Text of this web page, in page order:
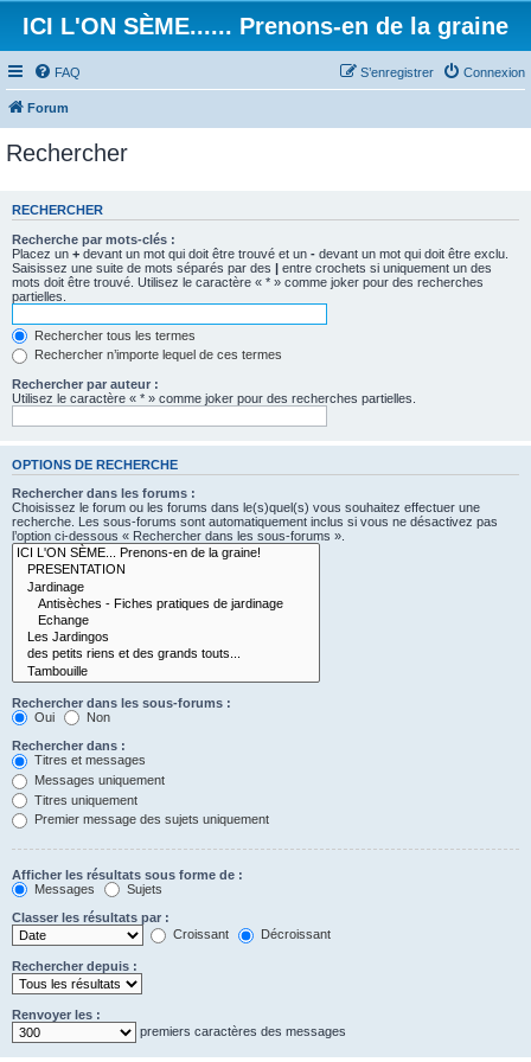
ICI L'ON SÈME...... Prenons-en de la graine
FAQ Connexion
S’enregistrer
Forum
Rechercher
RECHERCHER
Recherche par mots-clés :
Placez un + devant un mot qui doit être trouvé et un - devant un mot qui doit être exclu.
Saisissez une suite de mots séparés par des | entre crochets si uniquement un des
mots doit être trouvé. Utilisez le caractère « * » comme joker pour des recherches
partielles.
Rechercher tous les termes
Rechercher n’importe lequel de ces termes
Rechercher par auteur :
Utilisez le caractère « * » comme joker pour des recherches partielles.
OPTIONS DE RECHERCHE
Rechercher dans les forums :
Choisissez le forum ou les forums dans le(s)quel(s) vous souhaitez effectuer une
recherche. Les sous-forums sont automatiquement inclus si vous ne désactivez pas
l’option ci-dessous « Rechercher dans les sous-forums ».
Rechercher dans les sous-forums :
Oui
Non
Rechercher dans :
Titres et messages
Messages uniquement
Titres uniquement
Premier message des sujets uniquement
Afficher les résultats sous forme de :
Messages
Sujets
Classer les résultats par :
Croissant
Décroissant
Rechercher depuis :
Renvoyer les :
premiers caractères des messages